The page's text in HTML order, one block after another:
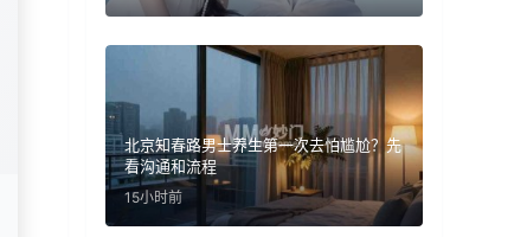
北京知春路男士养生第一次去怕尴尬？先
看沟通和流程
15小时前